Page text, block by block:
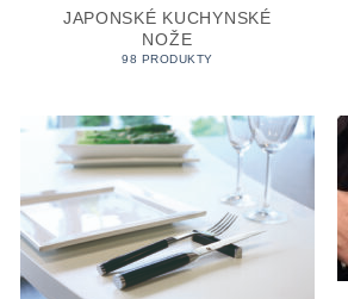
JAPONSKÉ KUCHYNSKÉ
NOŽE
98 PRODUKTY